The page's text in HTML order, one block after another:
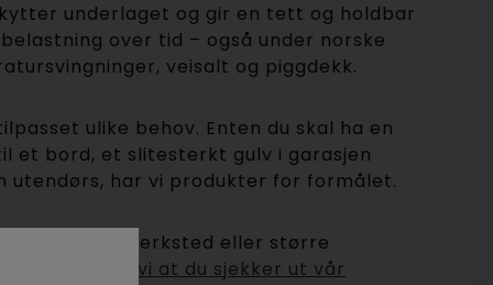
underlaget og gir en tett og holdbar
over tid – også under norske
veisalt og piggdekk.
ulike behov. Enten du skal ha en
et bord, et slitesterkt gulv i garasjen
utendørs, har vi produkter for formålet.
til industri, verksted eller større
Da anbefaler vi at du sjekker ut vår